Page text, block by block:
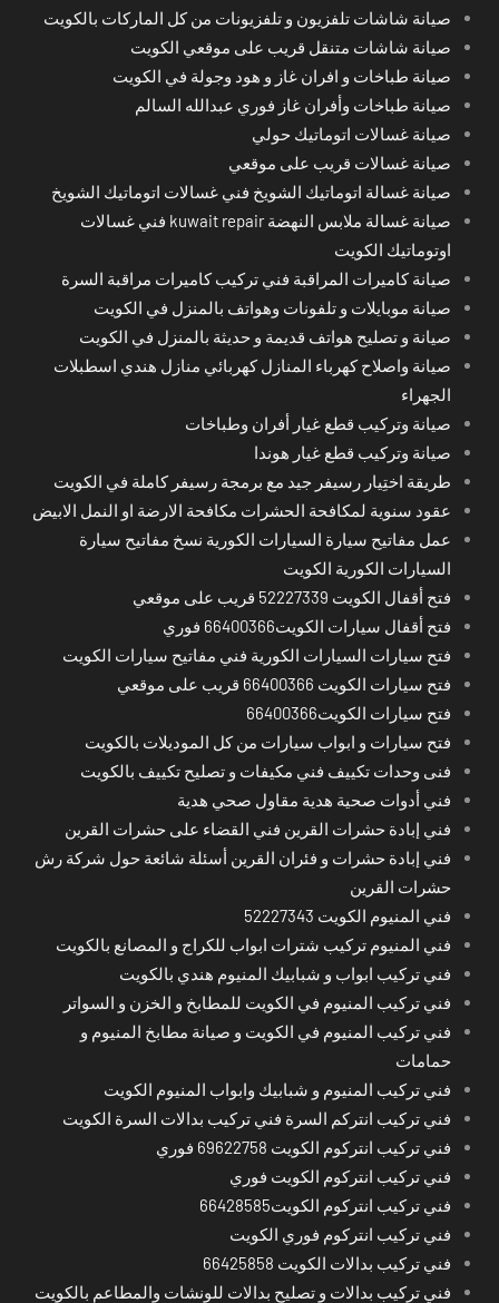
صيانة شاشات تلفزيون و تلفزيونات من كل الماركات بالكويت
صيانة شاشات متنقل قريب على موقعي الكويت
صيانة طباخات و افران غاز و هود وجولة في الكويت
صيانة طباخات وأفران غاز فوري عبدالله السالم
صيانة غسالات اتوماتيك حولي
صيانة غسالات قريب على موقعي
صيانة غسالة اتوماتيك الشويخ فني غسالات اتوماتيك الشويخ
صيانة غسالة ملابس النهضة kuwait repair فني غسالات
اوتوماتيك الكويت
صيانة كاميرات المراقبة فني تركيب كاميرات مراقبة السرة
صيانة موبايلات و تلفونات وهواتف بالمنزل في الكويت
صيانة و تصليح هواتف قديمة و حديثة بالمنزل في الكويت
صيانة واصلاح كهرباء المنازل كهربائي منازل هندي اسطبلات
الجهراء
صيانة وتركيب قطع غيار أفران وطباخات
صيانة وتركيب قطع غيار هوندا
طريقة اختِيار رسيفر جيد مع برمجة رسيفر كاملة في الكويت
عقود سنوية لمكافحة الحشرات مكافحة الارضة او النمل الابيض
عمل مفاتيح سيارة السيارات الكورية نسخ مفاتيح سيارة
السيارات الكورية الكويت
فتح أقفال الكويت 52227339 قريب على موقعي
فتح أقفال سيارات الكويت66400366 فوري
فتح سيارات السيارات الكورية فني مفاتيح سيارات الكويت
فتح سيارات الكويت 66400366 قريب على موقعي
فتح سيارات الكويت66400366
فتح سيارات و ابواب سيارات من كل الموديلات بالكويت
فنى وحدات تكييف فني مكيفات و تصليح تكييف بالكويت
فني أدوات صحية هدية مقاول صحي هدية
فني إبادة حشرات القرين فني القضاء على حشرات القرين
فني إبادة حشرات و فئران القرين أسئلة شائعة حول شركة رش
حشرات القرين
فني المنيوم الكويت 52227343
فني المنيوم تركيب شترات ابواب للكراج و المصانع بالكويت
فني تركيب ابواب و شبابيك المنيوم هندي بالكويت
فني تركيب المنيوم في الكويت للمطابخ و الخزن و السواتر
فني تركيب المنيوم في الكويت و صيانة مطابخ المنيوم و
حمامات
فني تركيب المنيوم و شبابيك وابواب المنيوم الكويت
فني تركيب انتركم السرة فني تركيب بدالات السرة الكويت
فني تركيب انتركوم الكويت 69622758 فوري
فني تركيب انتركوم الكويت فوري
فني تركيب انتركوم الكويت66428585
فني تركيب انتركوم فوري الكويت
فني تركيب بدالات الكويت 66425858
فني تركيب بدالات و تصليح بدالات للونشات والمطاعم بالكويت